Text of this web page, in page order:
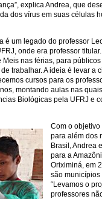
explica Andrea, que
dos vírus em suas células
um legado do professor
onde era professor
nas férias, para
trabalhar. A ideia é levar a
cursos para os
montando aulas nas
Biológicas pela UFRJ e
Com o
para além dos
Brasil, Andrea
para a
Oriximiná, em
são municípios
“Levamos o
professores